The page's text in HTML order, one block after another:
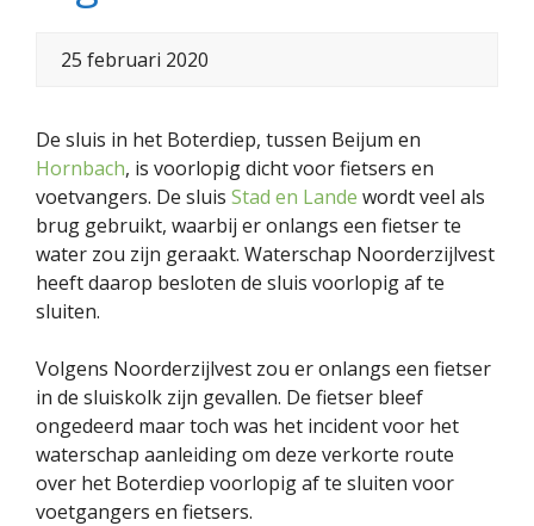
25 februari 2020
De sluis in het Boterdiep, tussen Beijum en
Hornbach, is voorlopig dicht voor fietsers en
voetvangers. De sluis Stad en Lande wordt veel als
brug gebruikt, waarbij er onlangs een fietser te
water zou zijn geraakt. Waterschap Noorderzijlvest
heeft daarop besloten de sluis voorlopig af te
sluiten.
Volgens Noorderzijlvest zou er onlangs een fietser
in de sluiskolk zijn gevallen. De fietser bleef
ongedeerd maar toch was het incident voor het
waterschap aanleiding om deze verkorte route
over het Boterdiep voorlopig af te sluiten voor
voetgangers en fietsers.